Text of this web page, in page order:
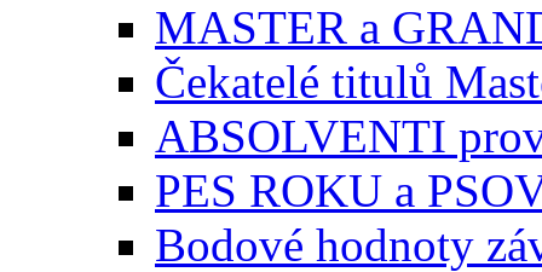
MASTER a
Čekatelé titulů
ABSOLVENTI
PES ROKU a
Bodové hodnoty